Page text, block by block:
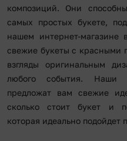
композиций. Они
самых простых букете,
нашем интернет-
свежие букеты с красными
взгляды оригинальным
любого события. Наши
предложат вам свежие
сколько стоит букет и
которая идеально подойдет